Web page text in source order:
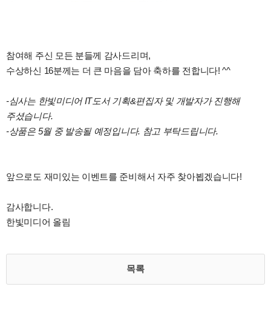
참여해 주신 모든 분들께 감사드리며,
수상하신 16분께는 더 큰 마음을 담아 축하를 전합니다! ^^
-심사는 한빛미디어 IT도서 기획&편집자 및 개발자가 진행해
주셨습니다.
-상품은 5월 중 발송될 예정입니다. 참고 부탁드립니다.
앞으로도 재미있는 이벤트를 준비해서 자주 찾아뵙겠습니다!
감사합니다.
한빛미디어 올림
목록